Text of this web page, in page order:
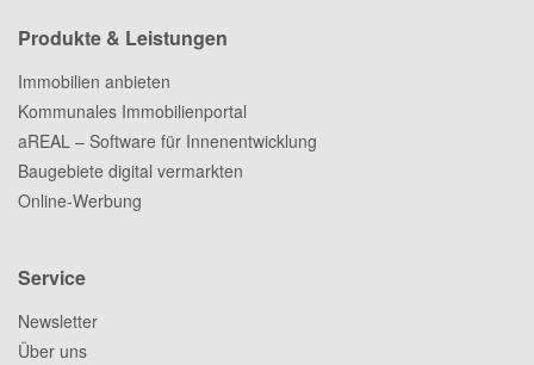
Produkte & Leistungen
Immobilien anbieten
Kommunales Immobilienportal
aREAL – Software für Innenentwicklung
Baugebiete digital vermarkten
Online-Werbung
Service
Newsletter
Über uns